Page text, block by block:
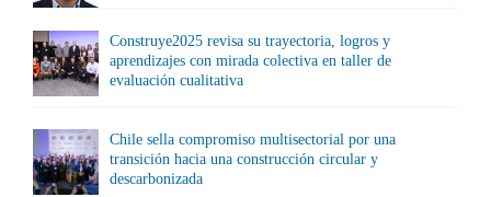
Construye2025 revisa su trayectoria, logros y
aprendizajes con mirada colectiva en taller de
evaluación cualitativa
Chile sella compromiso multisectorial por una
transición hacia una construcción circular y
descarbonizada